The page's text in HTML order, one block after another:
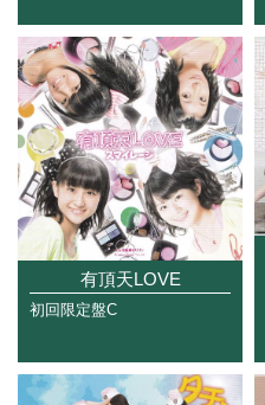
有頂天LOVE
初回限定盤C